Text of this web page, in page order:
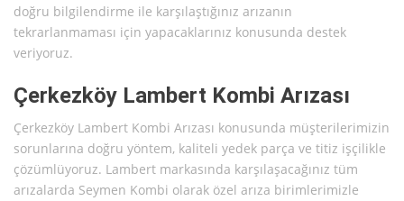
doğru bilgilendirme ile karşılaştığınız arızanın
tekrarlanmaması için yapacaklarınız konusunda destek
veriyoruz.
Çerkezköy Lambert Kombi Arızası
Çerkezköy Lambert Kombi Arızası konusunda müşterilerimizin
sorunlarına doğru yöntem, kaliteli yedek parça ve titiz işçilikle
çözümlüyoruz. Lambert markasında karşılaşacağınız tüm
arızalarda Seymen Kombi olarak özel arıza birimlerimizle